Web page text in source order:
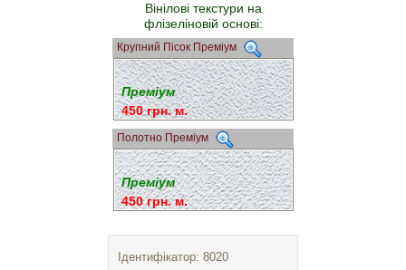
Вінілові текстури на
флізеліновій основі:
Крупний Пісок Преміум
Преміум
450 грн. м.
Полотно Преміум
Преміум
450 грн. м.
Ідентифікатор: 8020